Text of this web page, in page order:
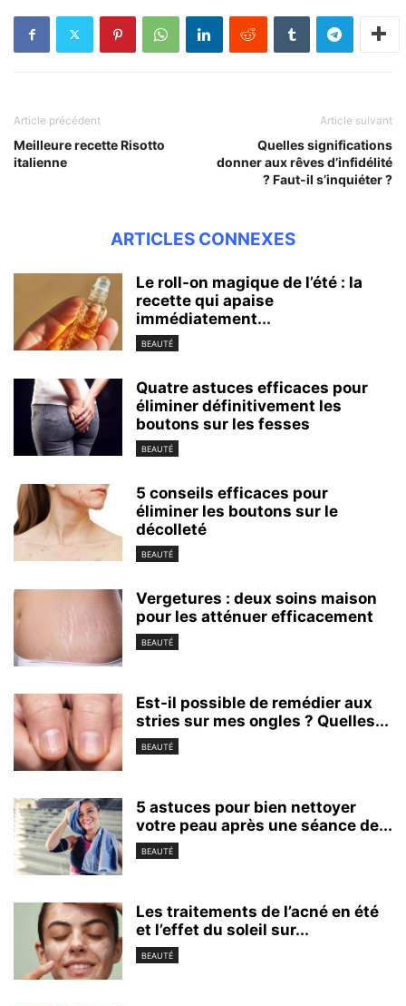
Article précédent
Meilleure recette Risotto
italienne
Article suivant
Quelles significations
donner aux rêves d’infidélité
? Faut-il s’inquiéter ?
ARTICLES CONNEXES
Le roll-on magique de l’été : la
recette qui apaise
immédiatement...
BEAUTÉ
Quatre astuces efficaces pour
éliminer définitivement les
boutons sur les fesses
BEAUTÉ
5 conseils efficaces pour
éliminer les boutons sur le
décolleté
BEAUTÉ
Vergetures : deux soins maison
pour les atténuer efficacement
BEAUTÉ
Est-il possible de remédier aux
stries sur mes ongles ? Quelles...
BEAUTÉ
5 astuces pour bien nettoyer
votre peau après une séance de...
BEAUTÉ
Les traitements de l’acné en été
et l’effet du soleil sur...
BEAUTÉ